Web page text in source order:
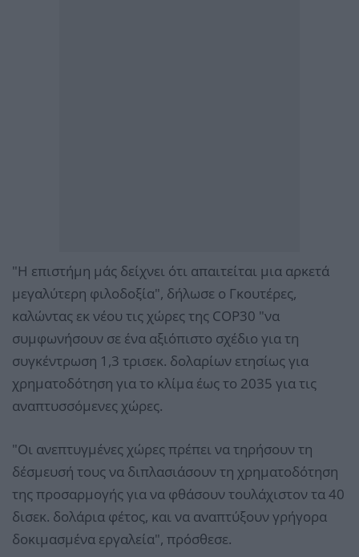
"Η επιστήμη μάς δείχνει ότι απαιτείται μια αρκετά
μεγαλύτερη φιλοδοξία", δήλωσε ο Γκουτέρες,
καλώντας εκ νέου τις χώρες της COP30 "να
συμφωνήσουν σε ένα αξιόπιστο σχέδιο για τη
συγκέντρωση 1,3 τρισεκ. δολαρίων ετησίως για
χρηματοδότηση για το κλίμα έως το 2035 για τις
αναπτυσσόμενες χώρες.
"Οι ανεπτυγμένες χώρες πρέπει να τηρήσουν τη
δέσμευσή τους να διπλασιάσουν τη χρηματοδότηση
της προσαρμογής για να φθάσουν τουλάχιστον τα 40
δισεκ. δολάρια φέτος, και να αναπτύξουν γρήγορα
δοκιμασμένα εργαλεία", πρόσθεσε.